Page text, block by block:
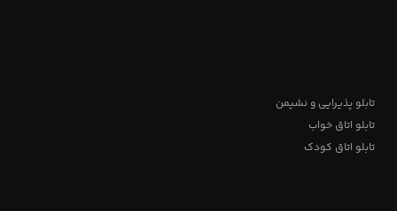
تابلو پذیرایی و نشیمن
تابلو اتاق خواب
تابلو اتاق کودک